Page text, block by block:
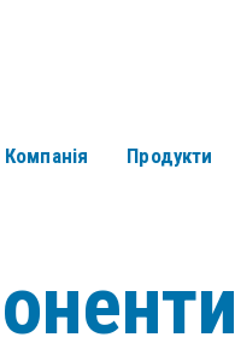
Компанія Продукти